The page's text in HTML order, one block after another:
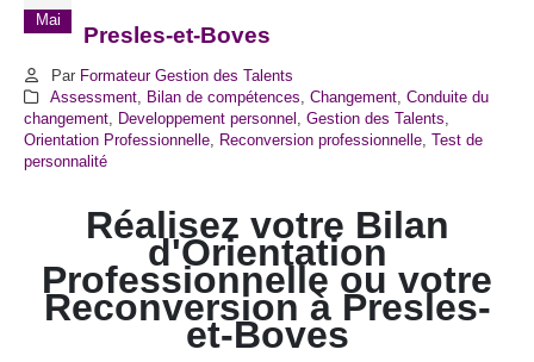
Mai
Presles-et-Boves
Par Formateur Gestion des Talents
Assessment, Bilan de compétences Changement, Conduite du
changement
Developpement personnel Gestion des Talents
Orientation Professionnelle
Reconversion professionnelle Test de
personnalité
Réalisez votre Bilan
d'Orientation
Professionnelle ou votre
Reconversion à Presles-
et-Boves